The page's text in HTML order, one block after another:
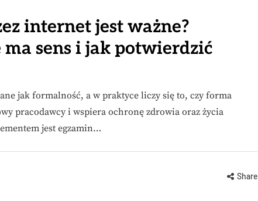
internet jest ważne?
sens i jak potwierdzić
jak formalność, a w praktyce liczy się to, czy forma
pracodawcy i wspiera ochronę zdrowia oraz życia
jest egzamin…
Share